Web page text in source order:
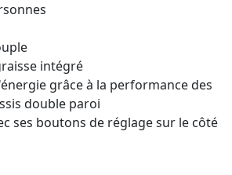
intégré
grâce à la performance des
double paroi
ses boutons de réglage sur le côté